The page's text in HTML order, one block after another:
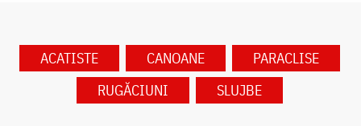
ACATISTE CANOANE
PARACLISE
RUGĂCIUNI
SLUJBE